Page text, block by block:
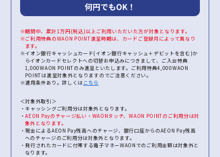
※期間中、累計1万円(税込)以上ご利用いただいた方が対象となります。
※ご利用特典のWAON POINT進呈時期は、カードご登録月によって異なり
ます。
※イオン銀行キャッシュカード(イオン銀行キャッシュ＋デビットを含む)か
らイオンカードセレクトへの切替お申込みにつきまして、ご入会特典
1,000WAON POINTのみ進呈といたします。ご利用特典4,000WAON
POINTは進呈対象外となりますのでご注意ください。
※適用条件あり。詳しくは こちら
＜対象外取引＞
・キャッシングご利用分は対象外となります。
・AEON Payのチャージ払い・WAONタッチ、WAON POINTのご利用分は対
象外となります。
・現金によるAEON Pay残高へのチャージ、銀行口座からのAEON Pay残高
へのチャージのご利用分は対象外となります。
・発行されたカードに付帯する電子マネーWAONでのご利用金額は対象外と
なります。